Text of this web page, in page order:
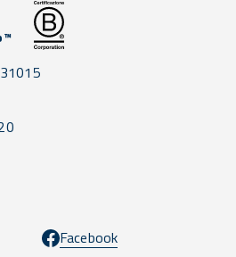
31015
Facebook